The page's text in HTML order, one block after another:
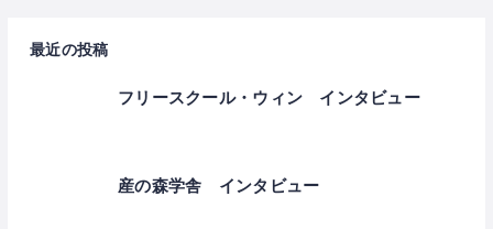
最近の投稿
フリースクール・ウィン インタビュー
産の森学舎 インタビュー